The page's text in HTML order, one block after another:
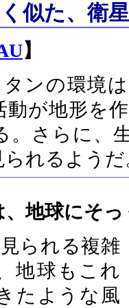
似た、衛
】
ンの環境
動が地形を
。さらに、
られるようだ
地球にそっ
られる複雑
地球もこれ
たような風